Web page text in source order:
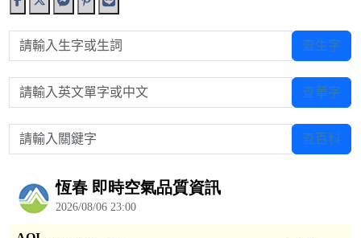
請輸入生字或生詞 查生字
請輸入英文單字或中文 查單字
請輸入關鍵字 查百科